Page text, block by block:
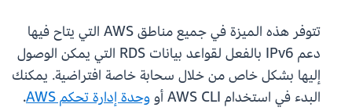
تتوفر هذه الميزة في جميع مناطق AWS التي يتاح فيها
دعم IPv6 بالفعل لقواعد بيانات RDS التي يمكن الوصول
إليها بشكل خاص من خلال سحابة خاصة افتراضية. يمكنك
البدء في استخدام AWS CLI أو
وحدة إدارة تحكم AWS .